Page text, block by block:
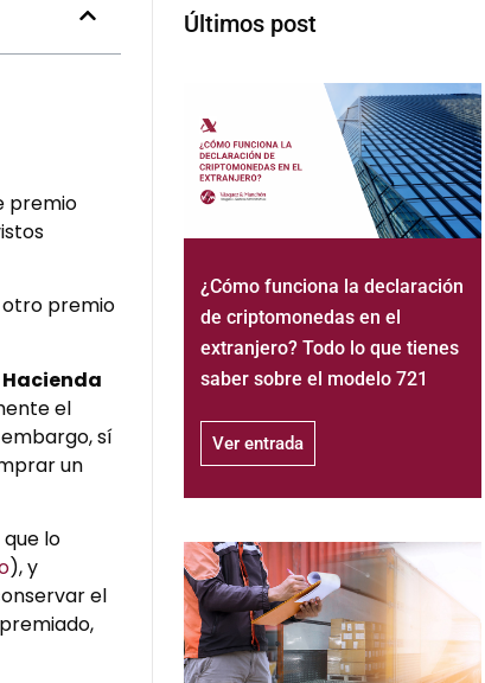
premio
otro premio
el
sí
un
lo
), y
el
Últimos post
¿Cómo funciona la declaración
de criptomonedas en el
extranjero? Todo lo que tienes
saber sobre el modelo 721
Ver entrada